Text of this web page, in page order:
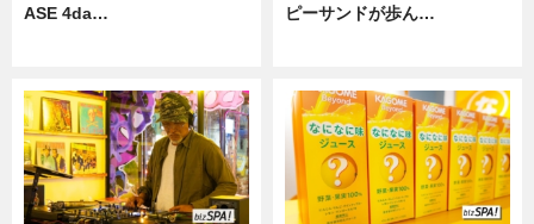
ASE 4da…
ピーサンドが歩ん…